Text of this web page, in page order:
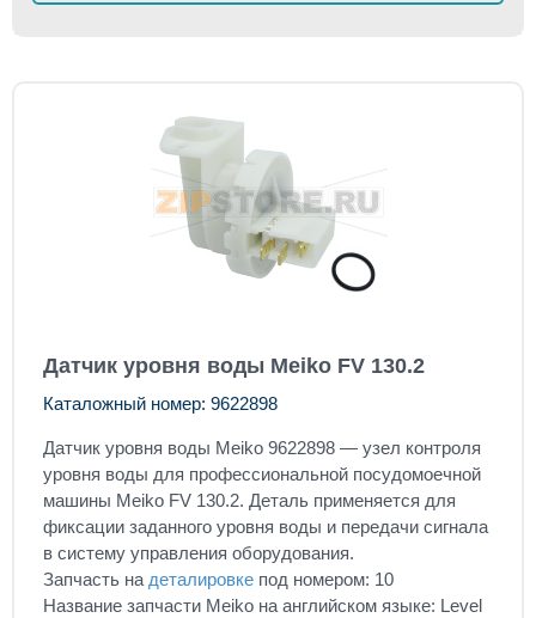
Датчик уровня воды Meiko FV 130.2
Каталожный номер: 9622898
Датчик уровня воды Meiko 9622898 — узел контроля
уровня воды для профессиональной посудомоечной
машины Meiko FV 130.2. Деталь применяется для
фиксации заданного уровня воды и передачи сигнала
в систему управления оборудования.
Запчасть на деталировке под номером: 10
Название запчасти Meiko на английском языке: Level